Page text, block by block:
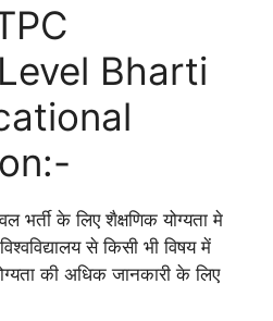
Bharti
भर्ती के लिए शैक्षणिक योग्यता मे
विश्वविद्यालय से किसी भी विषय में
की अधिक जानकारी के लिए